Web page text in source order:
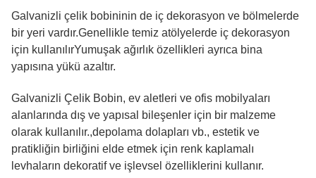
Galvanizli çelik bobininin de iç dekorasyon ve bölmelerde
bir yeri vardır.Genellikle temiz atölyelerde iç dekorasyon
için kullanılırYumuşak ağırlık özellikleri ayrıca bina
yapısına yükü azaltır.
Galvanizli Çelik Bobin, ev aletleri ve ofis mobilyaları
alanlarında dış ve yapısal bileşenler için bir malzeme
olarak kullanılır.,depolama dolapları vb., estetik ve
pratikliğin birliğini elde etmek için renk kaplamalı
levhaların dekoratif ve işlevsel özelliklerini kullanır.